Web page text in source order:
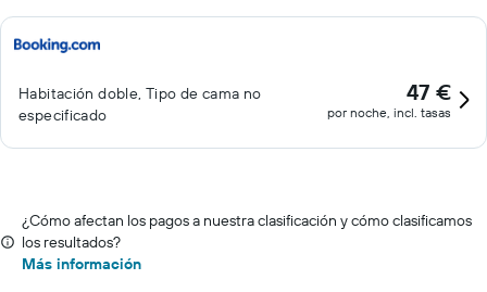
Habitación doble, Tipo de cama no
especificado
47 €
por noche, incl. tasas
¿Cómo afectan los pagos a nuestra clasificación y cómo clasificamos
los resultados?
Más información